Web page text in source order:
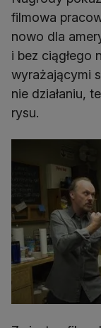
filmowa
nowo dla
i bez ciągłego
wyrażającymi
nie działaniu,
rysu.